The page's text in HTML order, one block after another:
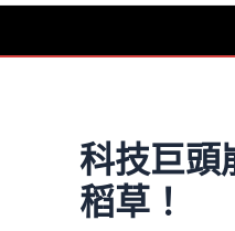
要
科技巨頭
稻草！